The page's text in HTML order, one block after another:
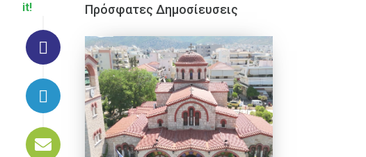
it!
Πρόσφατες Δημοσίευσεις